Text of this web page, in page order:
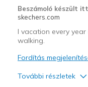
Beszámoló készült
skechers.com
I vacation every
walking.
Fordítás
További részletek